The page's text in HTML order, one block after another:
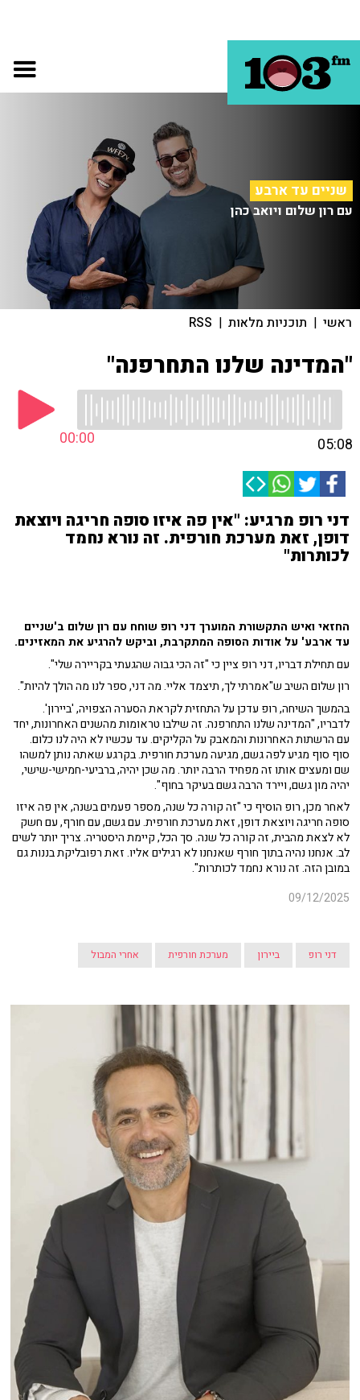
שניים עד ארבע
עם רון שלום ויואב כהן
ראשי | תוכניות מלאות |
RSS
"המדינה שלנו התחרפנה"
00:00 05:08
דני רופ מרגיע: "אין פה איזו סופה חריגה ויוצאת
דופן, זאת מערכת חורפית. זה נורא נחמד
לכותרות"
החזאי ואיש התקשורת המוערך דני רופ שוחח עם רון שלום ב'שניים
עד ארבע' על אודות הסופה המתקרבת, וביקש להרגיע את המאזינים.
עם תחילת דבריו, דני רופ ציין כי "זה הכי גבוה שהגעתי בקריירה שלי".
רון שלום השיב ש"אמרתי לך, תיצמד אליי. מה דני, ספר לנו מה הולך להיות".
בהמשך השיחה, רופ עדכן על התחזית לקראת הסערה הצפויה, 'ביירון'.
לדבריו, "המדינה שלנו התחרפנה. זה שילבו טראומות מהשנים האחרונות, יחד
עם הרשתות האחרונות והמאבק על הקליקים. עד עכשיו לא היה לנו כלום.
סוף סוף מגיע לפה גשם, מגיעה מערכת חורפית. בקרגע שאתה נותן למשהו
שם ומעצים אותו זה מפחיד הרבה יותר. מה שכן יהיה, ברביעי-חמישי-שישי,
יהיה מון גשם, ויירד הרבה גשם בעיקר בחוף".
לאחר מכן, רופ הוסיף כי "זה קורה כל שנה, מספר פעמים בשנה, אין פה איזו
סופה חריגה ויוצאת דופן, זאת מערכת חורפית. עם גשם, עם חורף, עם חשק
לא לצאת מהבית, זה קורה כל שנה. סך הכל, קיימת היסטריה. צריך יותר לשים
לב. אנחנו נהיה בתוך חורף שאנחנו לא רגילים אליו. זאת רפובליקת בננות גם
במובן הזה. זה נורא נחמד לכותרות".
09/12/2025
דני רופ ביירון מערכת חורפית אחרי המבול